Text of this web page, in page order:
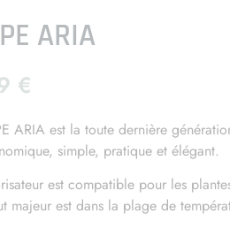
ARIA
€
ARIA est la toute dernière
simple, pratique et élégant.
est compatible pour les
majeur est dans la plage de